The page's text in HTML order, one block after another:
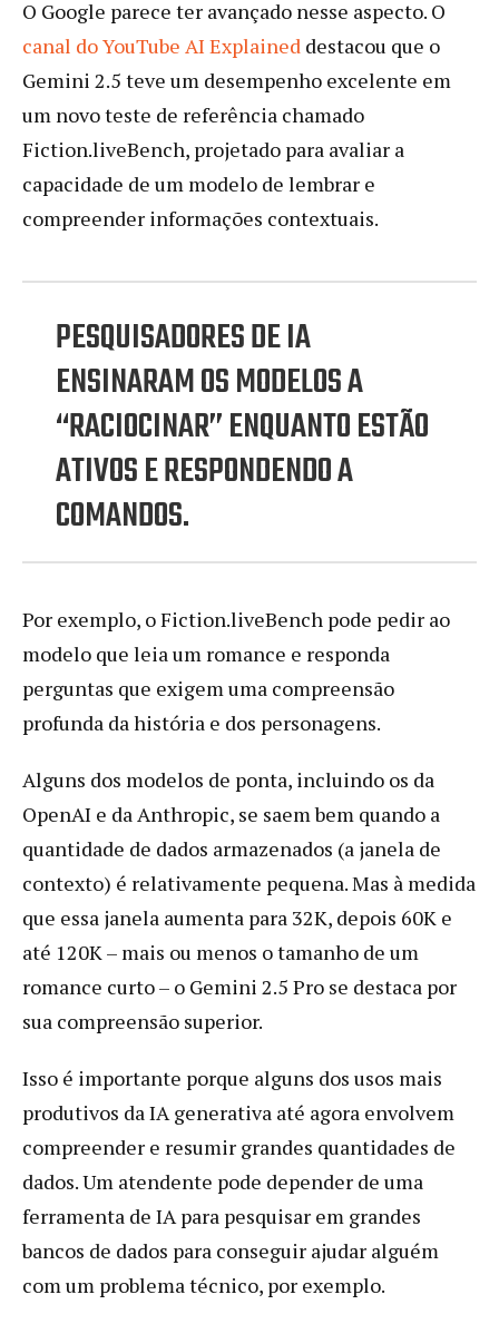
O Google parece ter avançado nesse aspecto. O
canal do YouTube AI Explained destacou que o
Gemini 2.5 teve um desempenho excelente em
um novo teste de referência chamado
Fiction.liveBench, projetado para avaliar a
capacidade de um modelo de lembrar e
compreender informações contextuais.
PESQUISADORES DE IA
ENSINARAM OS MODELOS A
“RACIOCINAR” ENQUANTO ESTÃO
ATIVOS E RESPONDENDO A
COMANDOS.
Por exemplo, o Fiction.liveBench pode pedir ao
modelo que leia um romance e responda
perguntas que exigem uma compreensão
profunda da história e dos personagens.
Alguns dos modelos de ponta, incluindo os da
OpenAI e da Anthropic, se saem bem quando a
quantidade de dados armazenados (a janela de
contexto) é relativamente pequena. Mas à medida
que essa janela aumenta para 32K, depois 60K e
até 120K – mais ou menos o tamanho de um
romance curto – o Gemini 2.5 Pro se destaca por
sua compreensão superior.
Isso é importante porque alguns dos usos mais
produtivos da IA generativa até agora envolvem
compreender e resumir grandes quantidades de
dados. Um atendente pode depender de uma
ferramenta de IA para pesquisar em grandes
bancos de dados para conseguir ajudar alguém
com um problema técnico, por exemplo.